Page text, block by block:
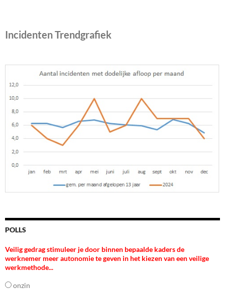
Incidenten Trendgrafiek
POLLS
Veilig gedrag stimuleer je door binnen bepaalde kaders de
werknemer meer autonomie te geven in het kiezen van een veilige
werkmethode...
onzin